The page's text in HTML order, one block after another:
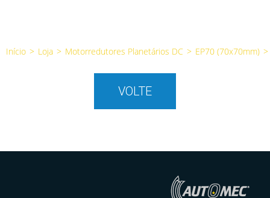
Início > Loja > Motorredutores Planetários DC > EP70 (70x70mm) >
VOLTE